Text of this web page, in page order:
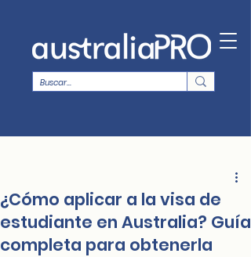
¿Cómo aplicar a la visa de
estudiante en Australia? Guía
completa para obtenerla